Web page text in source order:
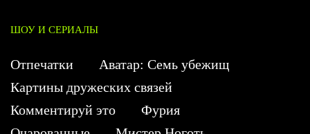
ШОУ И СЕРИАЛЫ
Отпечатки
Аватар: Семь убежищ
Картины дружеских связей
Комментируй это
Фурия